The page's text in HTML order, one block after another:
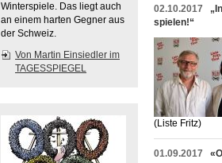
Winterspiele. Das liegt auch
an einem harten Gegner aus
der Schweiz.
Von Martin Einsiedler im
TAGESSPIEGEL
02.10.2017
spielen!“
(Liste Fritz)
01.09.2017